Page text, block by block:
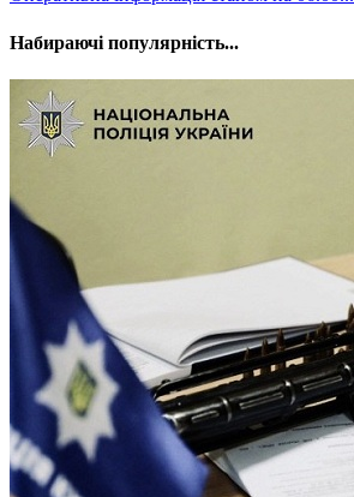
Набираючі популярність...